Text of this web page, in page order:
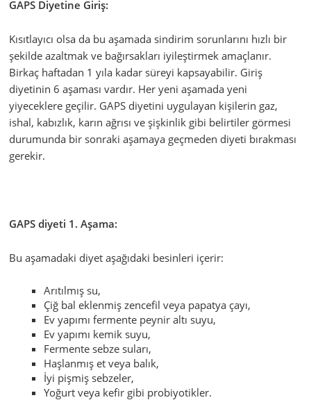
GAPS Diyetine Giriş:
Kısıtlayıcı olsa da bu aşamada sindirim sorunlarını hızlı bir
şekilde azaltmak ve bağırsakları iyileştirmek amaçlanır.
Birkaç haftadan 1 yıla kadar süreyi kapsayabilir. Giriş
diyetinin 6 aşaması vardır. Her yeni aşamada yeni
yiyeceklere geçilir. GAPS diyetini uygulayan kişilerin gaz,
ishal, kabızlık, karın ağrısı ve şişkinlik gibi belirtiler görmesi
durumunda bir sonraki aşamaya geçmeden diyeti bırakması
gerekir.
GAPS diyeti 1. Aşama:
Bu aşamadaki diyet aşağıdaki besinleri içerir:
Arıtılmış su,
Çiğ bal eklenmiş zencefil veya papatya çayı,
Ev yapımı fermente peynir altı suyu,
Ev yapımı kemik suyu,
Fermente sebze suları,
Haşlanmış et veya balık,
İyi pişmiş sebzeler,
Yoğurt veya kefir gibi probiyotikler.